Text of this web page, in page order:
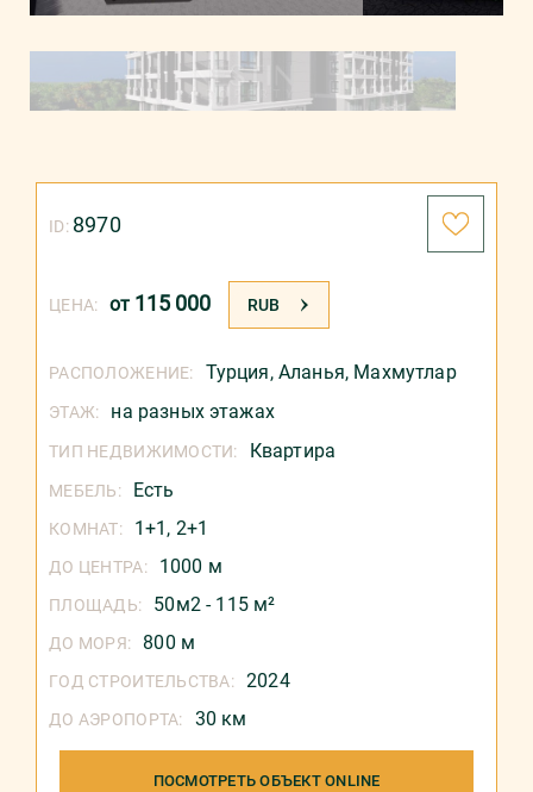
ЦЕНА: от 115 000 RUB
ID: 8970
РАСПОЛОЖЕНИЕ: Турция, Аланья, Махмутлар
ЭТАЖ: на разных этажах
ТИП НЕДВИЖИМОСТИ: Квартира
МЕБЕЛЬ: Есть
КОМНАТ: 1+1, 2+1
ДО ЦЕНТРА: 1000 м
ПЛОЩАДЬ: 50м2 - 115 м²
ДО МОРЯ: 800 м
ГОД СТРОИТЕЛЬСТВА: 2024
ДО АЭРОПОРТА: 30 км
ПОСМОТРЕТЬ ОБЪЕКТ ONLINE